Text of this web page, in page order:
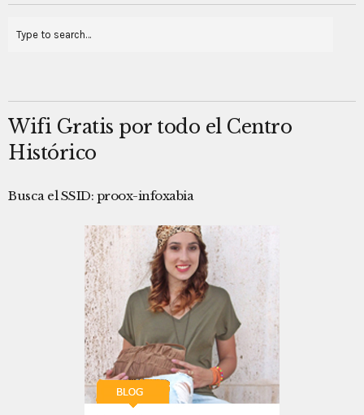
Wifi Gratis por todo el Centro
Histórico
Busca el SSID: proox-infoxabia